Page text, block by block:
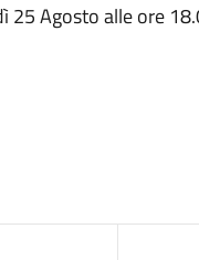
25 Agosto alle ore